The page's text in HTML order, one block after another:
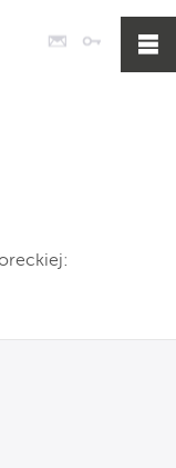
Poczta